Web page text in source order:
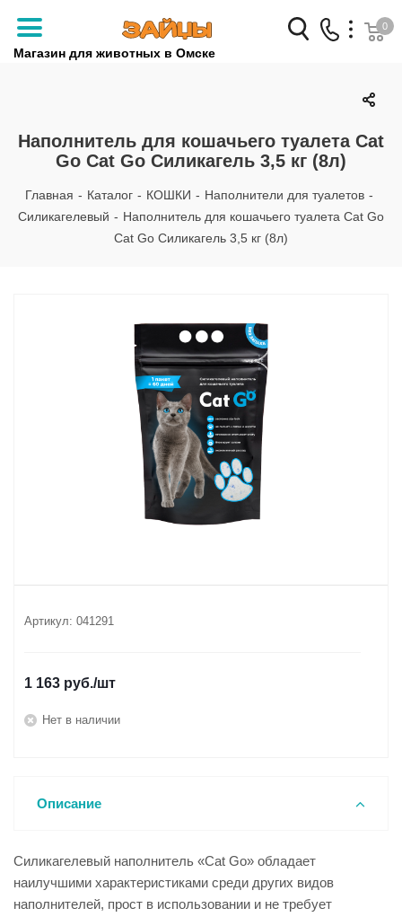
Магазин для животных в Омске
Заказать звонок
+7 (950) 959-88-32
0
Наполнитель для кошачьего туалета Cat
Go Cat Go Силикагель 3,5 кг (8л)
Главная - Каталог - КОШКИ - Наполнители для туалетов -
Силикагелевый - Наполнитель для кошачьего туалета Cat Go
Cat Go Силикагель 3,5 кг (8л)
Артикул: 041291
1 163 руб./шт
Нет в наличии
Описание
Силикагелевый наполнитель «Cat Go» обладает
наилучшими характеристиками среди других видов
наполнителей, прост в использовании и не требует